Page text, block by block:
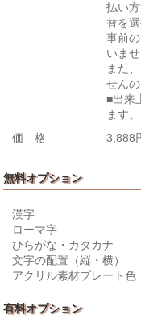
払い
替を
事前
いませ
また
せん
■出来
ます。
価 格
3,888
無料オプション
漢字
ローマ字
ひらがな・カタカナ
文字の配置（縦・横）
アクリル素材プレート色
有料オプション